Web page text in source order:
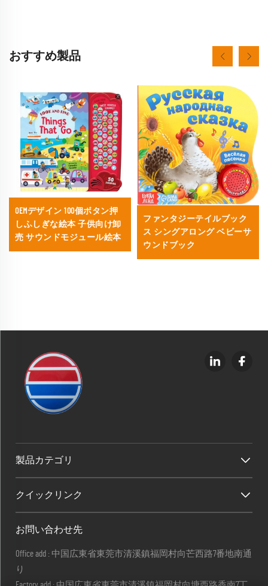
おすすめ製品
OEMデザイン 100個ボタン押
しふしぎな絵本 子供向け卸
売 サウンドモジュール絵本
ファンタジーテイルブック
ス シングアロング ベビーサ
ウンドブック
製品カテゴリ
クイックリンク
お問い合わせ先
Office add : 中国広東省東莞市清溪鎮福岡村向芒西路7番地南通
り